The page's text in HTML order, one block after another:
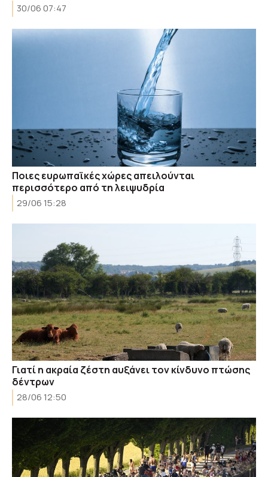
30/06 07:47
Ποιες ευρωπαϊκές χώρες απειλούνται
περισσότερο από τη λειψυδρία
29/06 15:28
Γιατί η ακραία ζέστη αυξάνει τον κίνδυνο πτώσης
δέντρων
28/06 12:50